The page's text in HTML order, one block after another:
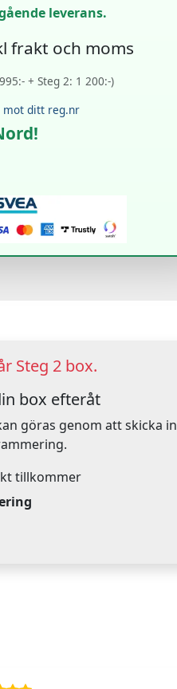
leverans.
frakt och moms
+ Steg 2: 1 200:-)
ditt reg.nr
Steg 2 box.
box efteråt
göras genom att skicka in
tillkommer